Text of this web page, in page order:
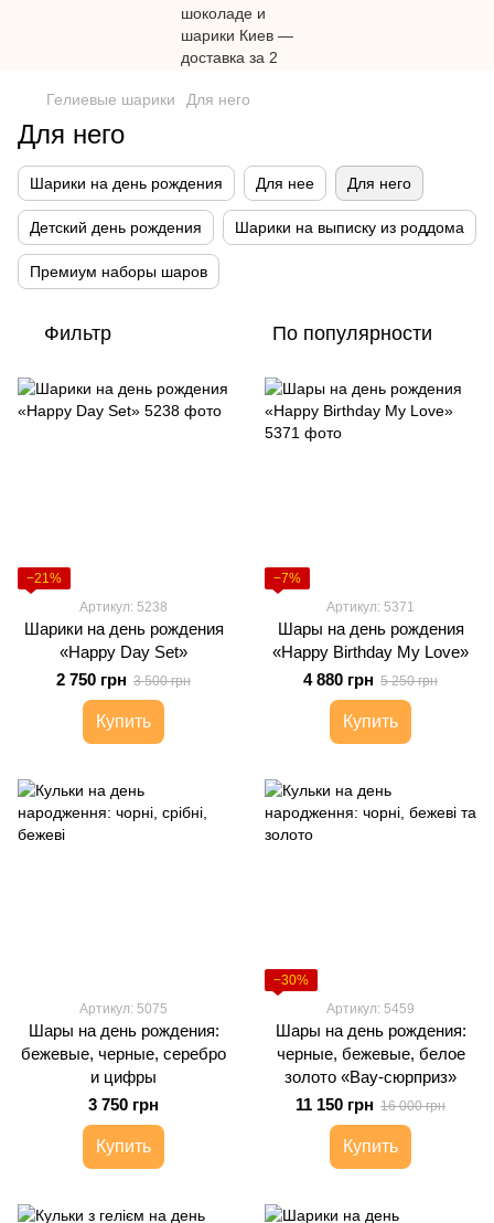
Гелиевые шарики Для него
Для него
Шарики на день рождения Для нее Для него
Детский день рождения Шарики на выписку из роддома
Премиум наборы шаров
Фильтр По популярности
−21%
Артикул: 5238
Шарики на день рождения
«Happy Day Set»
2 750 грн 3 500 грн
Купить
−7%
Артикул: 5371
Шары на день рождения
«Happy Birthday My Love»
4 880 грн 5 250 грн
Купить
Артикул: 5075
Шары на день рождения:
бежевые, черные, серебро
и цифры
3 750 грн
Купить
−30%
Артикул: 5459
Шары на день рождения:
черные, бежевые, белое
золото «Вау-сюрприз»
11 150 грн 16 000 грн
Купить